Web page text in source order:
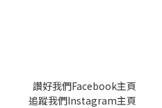
讚好我們Facebook主頁
追蹤我們Instagram主頁